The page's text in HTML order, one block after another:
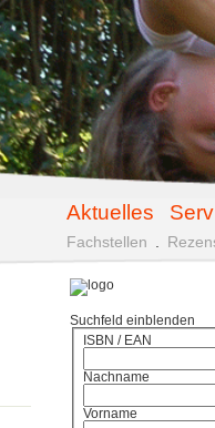
Aktuelles
Fachstellen
Suchfeld einblenden
ISBN / EAN
Nachname
Vorname